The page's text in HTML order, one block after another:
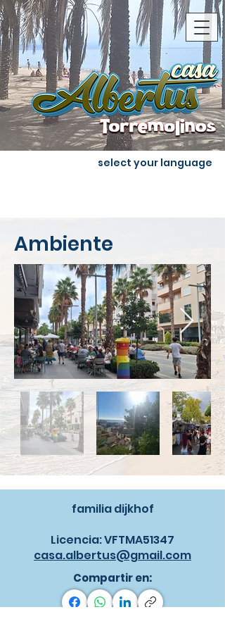
select your language
Ambiente
familia dijkhof
Licencia: VFTMA51347
casa.albertus@gmail.com
Compartir en: